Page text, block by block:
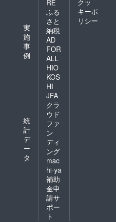
実
施
事
例
統
計
デ
ー
タ
RE
ふる
さと
納税
AD
FOR
ALL
HIO
KOS
HI
JFA
クラ
ウド
ファ
ン
ディ
ング
mac
hi-ya
補助
金申
請サ
ポー
ト
クッ
キーポ
リシー